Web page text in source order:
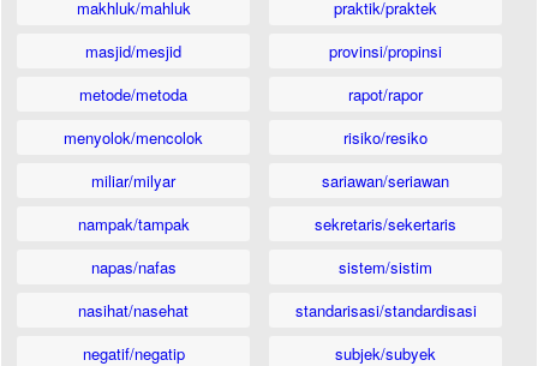
makhluk/mahluk
masjid/mesjid
metode/metoda
menyolok/mencolok
miliar/milyar
nampak/tampak
napas/nafas
nasihat/nasehat
negatif/negatip
praktik/praktek
provinsi/propinsi
rapot/rapor
risiko/resiko
sariawan/seriawan
sekretaris/sekertaris
sistem/sistim
standarisasi/standardisasi
subjek/subyek